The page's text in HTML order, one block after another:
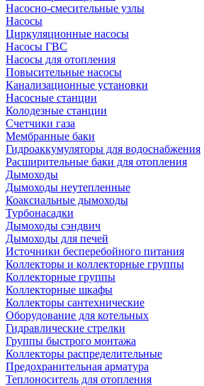
Насосно-смесительные узлы
Насосы
Циркуляционные насосы
Насосы ГВС
Насосы для отопления
Повысительные насосы
Канализационные установки
Насосные станции
Колодезные станции
Счетчики газа
Мембранные баки
Гидроаккумуляторы для водоснабжения
Расширительные баки для отопления
Дымоходы
Дымоходы неутепленные
Коаксиальные дымоходы
Турбонасадки
Дымоходы сэндвич
Дымоходы для печей
Источники бесперебойного питания
Коллекторы и коллекторные группы
Коллекторные группы
Коллекторные шкафы
Коллекторы сантехнические
Оборудование для котельных
Гидравлические стрелки
Группы быстрого монтажа
Коллекторы распределительные
Предохранительная арматура
Теплоноситель для отопления